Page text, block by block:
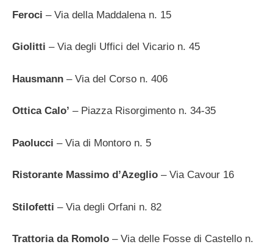
Feroci – Via della Maddalena n. 15
Giolitti – Via degli Uffici del Vicario n. 45
Hausmann – Via del Corso n. 406
Ottica Calo’ – Piazza Risorgimento n. 34-35
Paolucci – Via di Montoro n. 5
Ristorante Massimo d’Azeglio – Via Cavour 16
Stilofetti – Via degli Orfani n. 82
Trattoria da Romolo – Via delle Fosse di Castello n.